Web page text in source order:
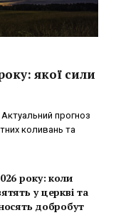
якої сили
прогноз
коливань та
року: коли
у церкві та
добробут